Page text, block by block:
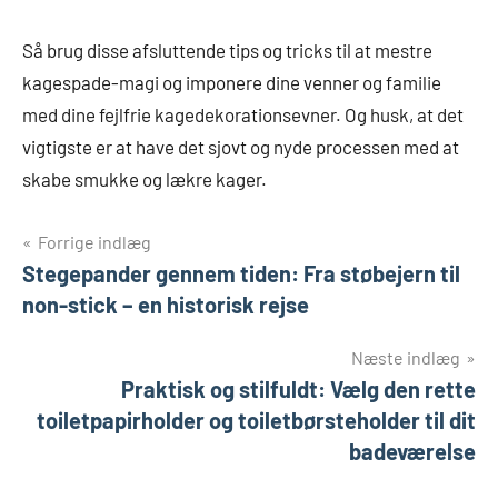
Så brug disse afsluttende tips og tricks til at mestre
kagespade-magi og imponere dine venner og familie
med dine fejlfrie kagedekorationsevner. Og husk, at det
vigtigste er at have det sjovt og nyde processen med at
skabe smukke og lækre kager.
Indlægsnavigation
Forrige indlæg
Stegepander gennem tiden: Fra støbejern til
non-stick – en historisk rejse
Næste indlæg
Praktisk og stilfuldt: Vælg den rette
toiletpapirholder og toiletbørsteholder til dit
badeværelse